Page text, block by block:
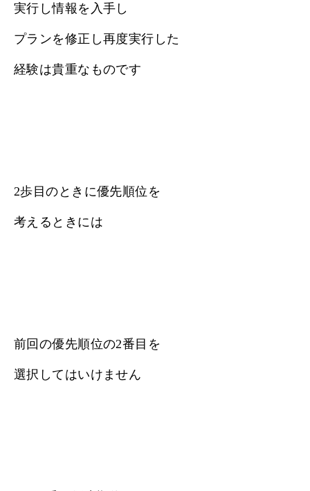
実行し情報を入手し
プランを修正し再度実行した
経験は貴重なものです
2歩目のときに優先順位を
考えるときには
前回の優先順位の2番目を
選択してはいけません